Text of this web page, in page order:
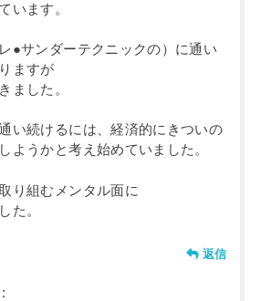
います。
●サンダーテクニックの）に通い
ますが
ました。
い続けるには、経済的にきついの
ようかと考え始めていました。
り組むメンタル面に
た。
返信